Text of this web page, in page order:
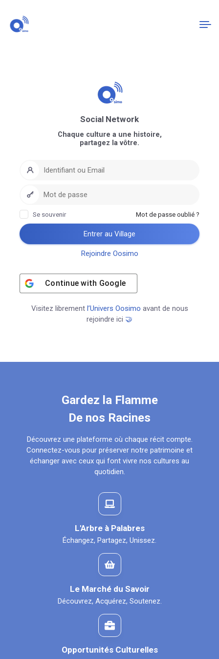
Gardez la Flamme
De nos Racines
Découvrez une plateforme où chaque récit compte.
Connectez-vous pour préserver notre patrimoine et
échanger avec ceux qui font vivre nos cultures au
quotidien.
L'Arbre à Palabres
Échangez, Partagez, Unissez.
Le Marché du Savoir
Découvrez, Acquérez, Soutenez.
Opportunités Culturelles
Social Network
Chaque culture a une histoire,
partagez la vôtre.
Se souvenir Mot de passe oublié ?
Entrer au Village
Rejoindre Oosimo
Continue with Google
Visitez librement l’Univers Oosimo avant de nous
rejoindre ici 🤝